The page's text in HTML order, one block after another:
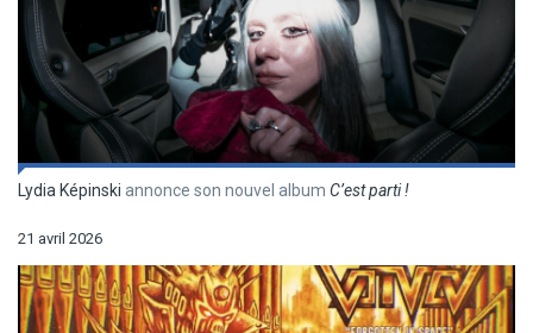
Lydia Képinski annonce son nouvel album C’est parti !
21 avril 2026